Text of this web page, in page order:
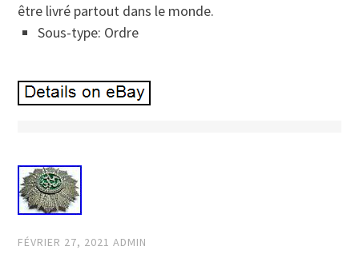
être livré partout dans le monde.
Sous-type: Ordre
FÉVRIER 27, 2021 ADMIN